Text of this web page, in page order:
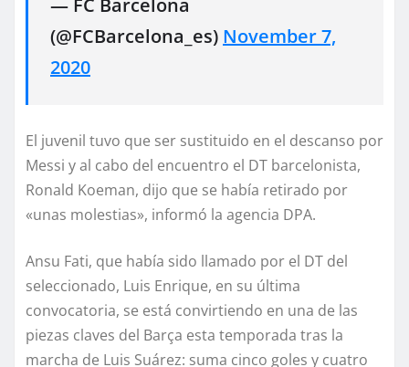
— FC Barcelona
(@FCBarcelona_es) November 7,
2020
El juvenil tuvo que ser sustituido en el descanso por
Messi y al cabo del encuentro el DT barcelonista,
Ronald Koeman, dijo que se había retirado por
«unas molestias», informó la agencia DPA.
Ansu Fati, que había sido llamado por el DT del
seleccionado, Luis Enrique, en su última
convocatoria, se está convirtiendo en una de las
piezas claves del Barça esta temporada tras la
marcha de Luis Suárez: suma cinco goles y cuatro